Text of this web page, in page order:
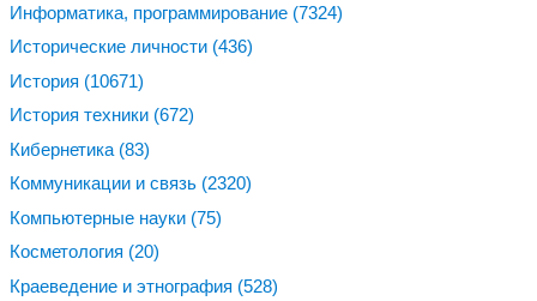
Информатика, программирование (7324)
Исторические личности (436)
История (10671)
История техники (672)
Кибернетика (83)
Коммуникации и связь (2320)
Компьютерные науки (75)
Косметология (20)
Краеведение и этнография (528)